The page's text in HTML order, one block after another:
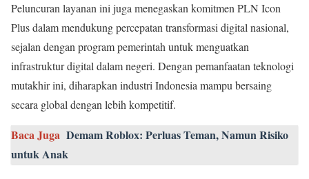
Peluncuran layanan ini juga menegaskan komitmen PLN Icon
Plus dalam mendukung percepatan transformasi digital nasional,
sejalan dengan program pemerintah untuk menguatkan
infrastruktur digital dalam negeri. Dengan pemanfaatan teknologi
mutakhir ini, diharapkan industri Indonesia mampu bersaing
secara global dengan lebih kompetitif.
Baca Juga Demam Roblox: Perluas Teman, Namun Risiko
untuk Anak